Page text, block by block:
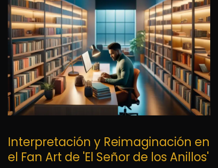
Interpretación y Reimaginación en
el Fan Art de 'El Señor de los Anillos'